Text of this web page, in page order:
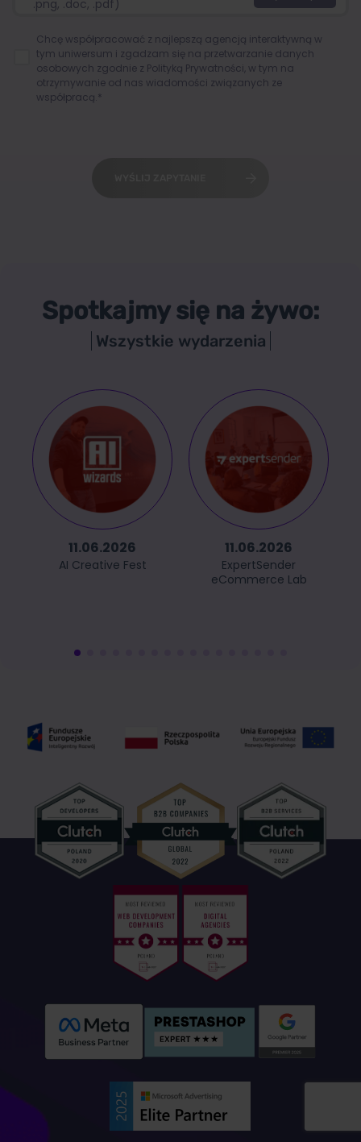
.png, .doc, .pdf)
Chcę współpracować z najlepszą agencją interaktywną w
tym uniwersum i zgadzam się na przetwarzanie danych
osobowych zgodnie z Polityką Prywatności , w tym na
otrzymywanie od nas wiadomości związanych ze
współpracą.*
Spotkajmy się na żywo:
Wszystkie wydarzenia
11.06.2026
AI Creative Fest
11.06.2026
ExpertSender
eCommerce Lab